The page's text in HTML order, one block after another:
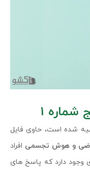
شماره 1
شده است، حاوی فایل
و هوش تجسمی افراد
تصویری وجود دارد که پاسخ های